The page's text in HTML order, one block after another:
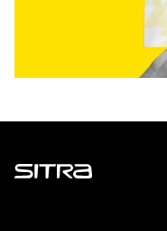
Sitra